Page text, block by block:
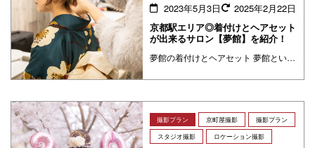
2023年5月3日
2025年2月22日
京都駅エリア◎着付けとヘアセット
が出来るサロン【夢館】を紹介！
夢館の着付けとヘアセット 夢館といえば観光用着物レンタルのイメージが強いと思いますが、ヘアセット・メイク・各種着物の着付けのご予約も承っております。結婚式やライブ、舞台鑑賞など様々なシーンでご利用いただけます！ ヘアセッ ・・・
撮影プラン 京町屋撮影
撮影プラン
スタジオ撮影
ロケーション撮影